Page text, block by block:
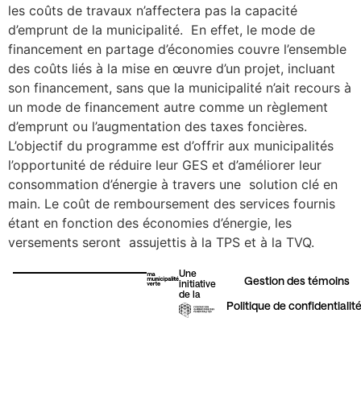
Énergies renouvelables
Gestion durable de l’eau
Éclairage urbain
Érosion côtière
les coûts de travaux n’affectera pas la capacité
d’emprunt de la municipalité. En effet, le mode de
financement en partage d’économies couvre l’ensemble
des coûts liés à la mise en œuvre d’un projet, incluant
son financement, sans que la municipalité n’ait recours à
un mode de financement autre comme un règlement
d’emprunt ou l’augmentation des taxes foncières.
L’objectif du programme est d’offrir aux municipalités
l’opportunité de réduire leur GES et d’améliorer leur
consommation d’énergie à travers une solution clé en
main. Le coût de remboursement des services fournis
étant en fonction des économies d’énergie, les
versements seront assujettis à la TPS et à la TVQ.
Une
initiative
de la
Gestion des témoins​
Politique de confidentialité